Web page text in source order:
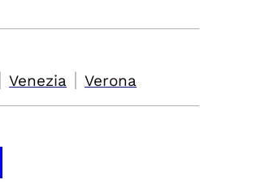
| Venezia | Verona